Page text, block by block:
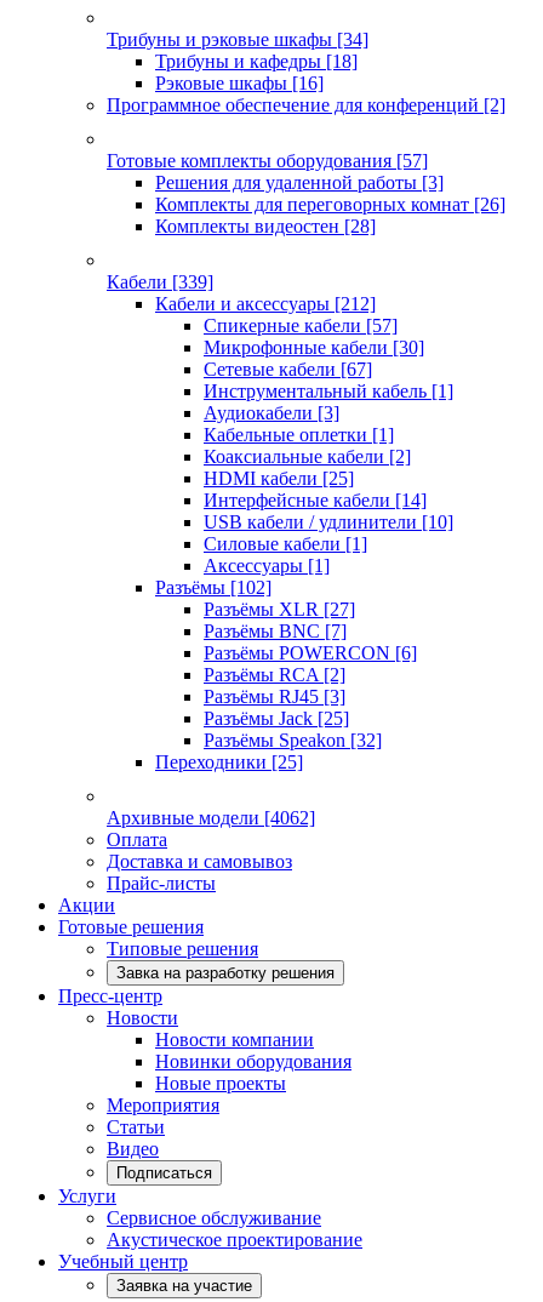
Трибуны и рэковые шкафы [34]
Трибуны и кафедры [18]
Рэковые шкафы [16]
Программное обеспечение для конференций [2]
Готовые комплекты оборудования [57]
Решения для удаленной работы [3]
Комплекты для переговорных комнат [26]
Комплекты видеостен [28]
Кабели [339]
Кабели и аксессуары [212]
Спикерные кабели [57]
Микрофонные кабели [30]
Сетевые кабели [67]
Инструментальный кабель [1]
Аудиокабели [3]
Кабельные оплетки [1]
Коаксиальные кабели [2]
HDMI кабели [25]
Интерфейсные кабели [14]
USB кабели / удлинители [10]
Силовые кабели [1]
Аксессуары [1]
Разъёмы [102]
Разъёмы XLR [27]
Разъёмы BNC [7]
Разъёмы POWERCON [6]
Разъёмы RCA [2]
Разъёмы RJ45 [3]
Разъёмы Jack [25]
Разъёмы Speakon [32]
Переходники [25]
Архивные модели [4062]
Оплата
Доставка и самовывоз
Прайс-листы
Акции
Готовые решения
Типовые решения
Завка на разработку решения
Пресс-центр
Новости
Новости компании
Новинки оборудования
Новые проекты
Мероприятия
Статьи
Видео
Подписаться
Услуги
Сервисное обслуживание
Акустическое проектирование
Учебный центр
Заявка на участие